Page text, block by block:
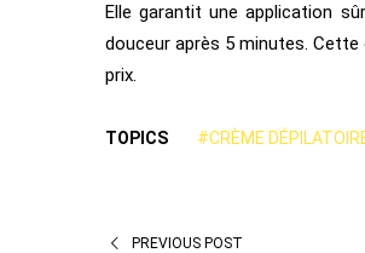
Elle garantit une application
douceur après 5 minutes.
prix.
TOPICS #CRÈME
PREVIOUS POST